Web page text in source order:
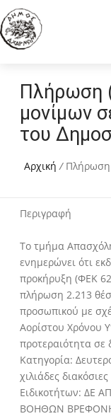
Πλήρωση
μονίμων
του
Αρχική / Πλήρωση
Περιγραφή
Το τμήμα
ενημερώνει ότι
προκήρυξη (ΦΕΚ
πλήρωση 2.213
προσωπικού με
Αορίστου Χρόνου
προτεραιότητα σε
Κατηγορία:
χιλιάδες
Ειδικοτήτων: ΔΕ
ΒΟΗΘΩΝ